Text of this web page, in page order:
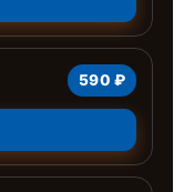
590 ₽